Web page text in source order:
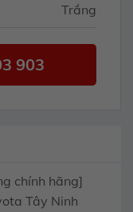
Trắng
903
chính hãng]
Tây Ninh